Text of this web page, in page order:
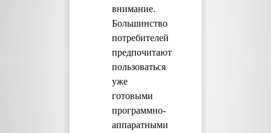
внимание.
Большинство
потребителей
предпочитают
пользоваться
уже
готовыми
программно-
аппаратными